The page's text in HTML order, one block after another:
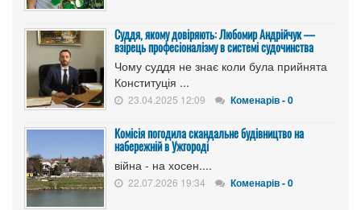
Суддя, якому довіряють: Любомир Андрійчук —
взірець професіоналізму в системі судочинства
Чому суддя не знає коли була прийнята
Конституція ...
23.04.2025 12:09 Коменарів - 0
Комісія погодила скандальне будівництво на
набережній в Ужгороді
війна - на хосен....
22.07.2026 19:34 Коменарів - 0